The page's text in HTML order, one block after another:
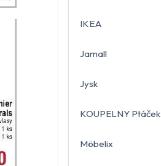
IKEA
Jamall
Jysk
KOUPELNY Ptáček
Möbelix